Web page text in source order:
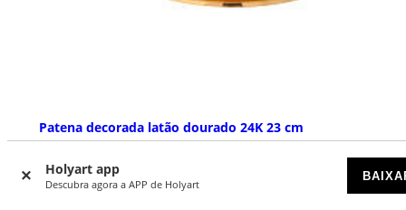
Holyart app
Descubra agora a APP de Holyart
Patena decorada latão dourado 24K 23 cm